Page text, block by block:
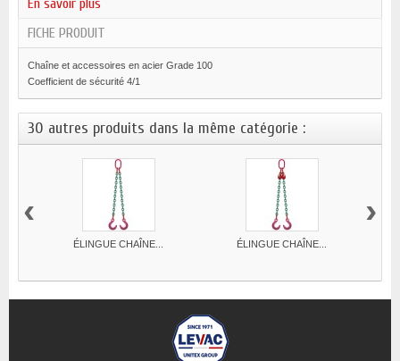
En savoir plus
FICHE PRODUIT
Chaîne et accessoires en acier Grade 100
Coefficient de sécurité 4/1
30 autres produits dans la même catégorie :
ÉLINGUE CHAÎNE... ÉLINGUE CHAÎNE...
‹ ›